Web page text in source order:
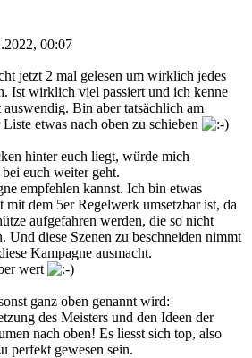
00:07
jetzt 2 mal gelesen um wirklich jedes
Ist wirklich viel passiert und ich kenne
Bin aber tatsächlich am
etwas nach oben zu schieben
hinter euch liegt, würde mich
euch weiter geht.
empfehlen kannst. Ich bin etwas
dem 5er Regelwerk umsetzbar ist, da
aufgefahren werden, die so nicht
Und diese Szenen zu beschneiden nimmt
Kampagne ausmacht.
wert
ganz oben genannt wird:
des Meisters und den Ideen der
nach oben! Es liesst sich top, also
perfekt gewesen sein.